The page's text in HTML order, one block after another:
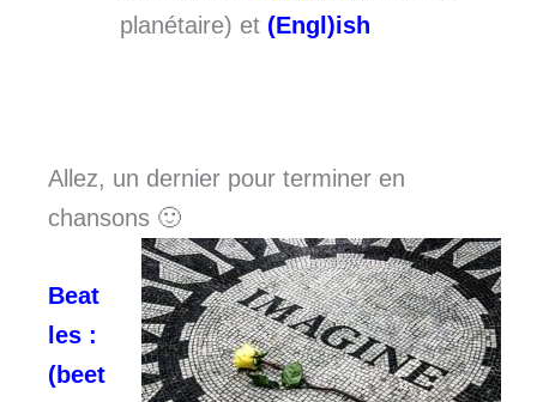
planétaire) et (Engl)ish
Allez, un dernier pour terminer en
chansons 🙂
Beat
les :
(beet